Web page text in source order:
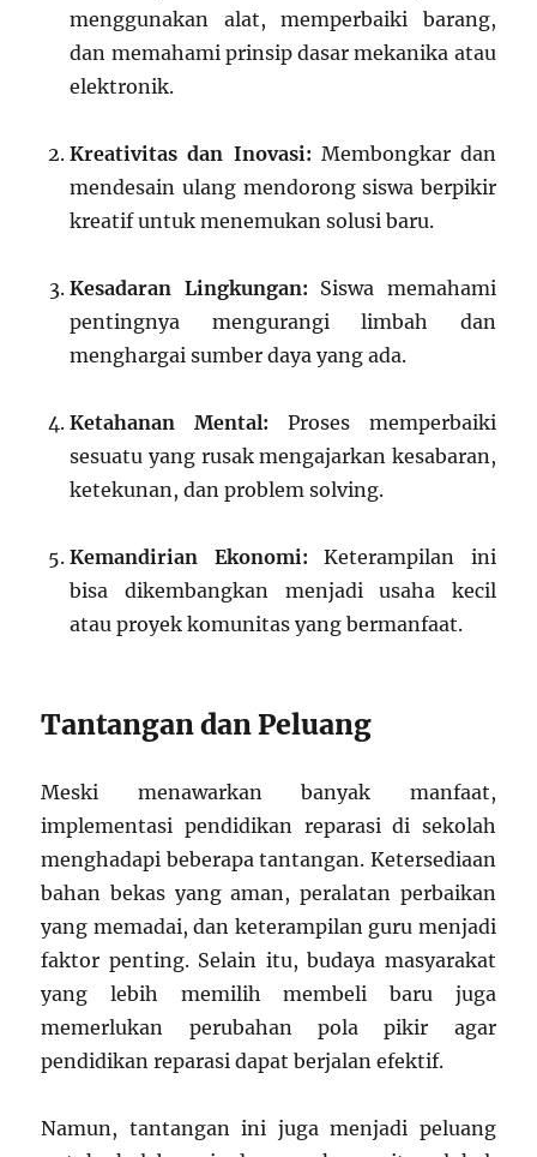
menggunakan alat, memperbaiki barang,
dan memahami prinsip dasar mekanika atau
elektronik.
Kreativitas dan Inovasi: Membongkar dan
mendesain ulang mendorong siswa berpikir
kreatif untuk menemukan solusi baru.
Kesadaran Lingkungan: Siswa memahami
pentingnya mengurangi limbah dan
menghargai sumber daya yang ada.
Ketahanan Mental: Proses memperbaiki
sesuatu yang rusak mengajarkan kesabaran,
ketekunan, dan problem solving.
Kemandirian Ekonomi: Keterampilan ini
bisa dikembangkan menjadi usaha kecil
atau proyek komunitas yang bermanfaat.
Tantangan dan Peluang
Meski menawarkan banyak manfaat,
implementasi pendidikan reparasi di sekolah
menghadapi beberapa tantangan. Ketersediaan
bahan bekas yang aman, peralatan perbaikan
yang memadai, dan keterampilan guru menjadi
faktor penting. Selain itu, budaya masyarakat
yang lebih memilih membeli baru juga
memerlukan perubahan pola pikir agar
pendidikan reparasi dapat berjalan efektif.
Namun, tantangan ini juga menjadi peluang